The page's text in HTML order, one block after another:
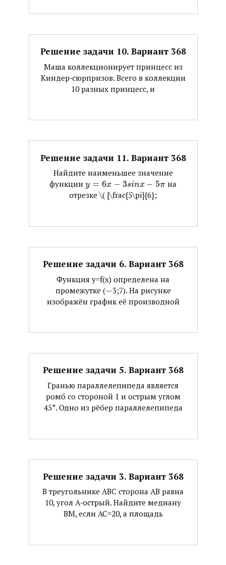
Решение задачи 10. Вариант 368
Маша коллекционирует принцесс из
Киндер‐сюрпризов. Всего в коллекции
10 разных принцесс, и
Решение задачи 11. Вариант 368
Найдите наименьшее значение
функции ​ y = 6x − 3sinx − 5π ​ на
отрезке ​\( [\frac{5\pi}{6};
Решение задачи 6. Вариант 368
Функция y=f(x) определена на
промежутке (—3;7). На рисунке
изображён график её производной
Решение задачи 5. Вариант 368
Гранью параллелепипеда является
ромб со стороной 1 и острым углом
45°. Одно из рёбер параллелепипеда
Решение задачи 3. Вариант 368
В треугольнике АВС сторона АВ равна
10, угол А‐острый. Найдите медиану
ВМ, если АС=20, а площадь